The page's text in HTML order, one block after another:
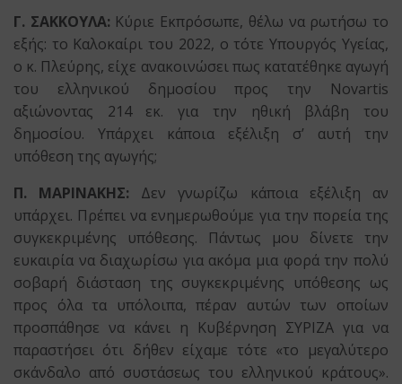
Γ. ΣΑΚΚΟΥΛΑ: Κύριε Εκπρόσωπε, θέλω να ρωτήσω το
εξής: το Καλοκαίρι του 2022, ο τότε Υπουργός Υγείας,
ο κ. Πλεύρης, είχε ανακοινώσει πως κατατέθηκε αγωγή
του ελληνικού δημοσίου προς την Novartis
αξιώνοντας 214 εκ. για την ηθική βλάβη του
δημοσίου. Υπάρχει κάποια εξέλιξη σ’ αυτή την
υπόθεση της αγωγής;
Π. ΜΑΡΙΝΑΚΗΣ: Δεν γνωρίζω κάποια εξέλιξη αν
υπάρχει. Πρέπει να ενημερωθούμε για την πορεία της
συγκεκριμένης υπόθεσης. Πάντως μου δίνετε την
ευκαιρία να διαχωρίσω για ακόμα μια φορά την πολύ
σοβαρή διάσταση της συγκεκριμένης υπόθεσης ως
προς όλα τα υπόλοιπα, πέραν αυτών των οποίων
προσπάθησε να κάνει η Κυβέρνηση ΣΥΡΙΖΑ για να
παραστήσει ότι δήθεν είχαμε τότε «το μεγαλύτερο
σκάνδαλο από συστάσεως του ελληνικού κράτους».